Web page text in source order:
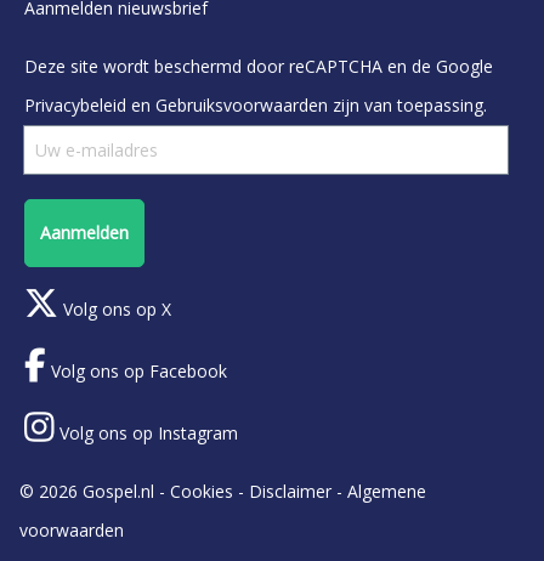
Aanmelden nieuwsbrief
Deze site wordt beschermd door reCAPTCHA en de Google
Privacybeleid en Gebruiksvoorwaarden zijn van toepassing.
Aanmelden
Volg ons op X
Volg ons op Facebook
Volg ons op Instagram
© 2026 Gospel.nl - Cookies - Disclaimer - Algemene
voorwaarden